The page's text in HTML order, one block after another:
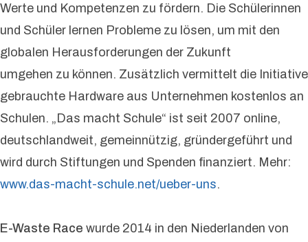
Werte und Kompetenzen zu fördern. Die Schülerinnen
und Schüler lernen Probleme zu lösen, um mit den
globalen Herausforderungen der Zukunft
umgehen zu können. Zusätzlich vermittelt die Initiative
gebrauchte Hardware aus Unternehmen kostenlos an
Schulen. „Das macht Schule“ ist seit 2007 online,
deutschlandweit, gemeinnützig, gründergeführt und
wird durch Stiftungen und Spenden finanziert. Mehr:
www.das-macht-schule.net/ueber-uns.
E-Waste Race wurde 2014 in den Niederlanden von